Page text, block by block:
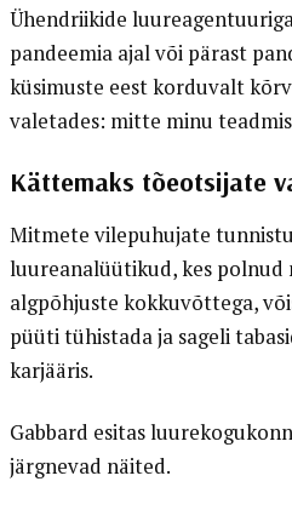
Ühendriikide
pandeemia ajal või pärast
küsimuste eest korduvalt
valetades: mitte minu
Kättemaks tõeotsijate
Mitmete vilepuhujate
luureanalüütikud, kes polnud
algpõhjuste kokkuvõttega,
püüti tühistada ja sageli
karjääris.
Gabbard esitas
järgnevad näited.